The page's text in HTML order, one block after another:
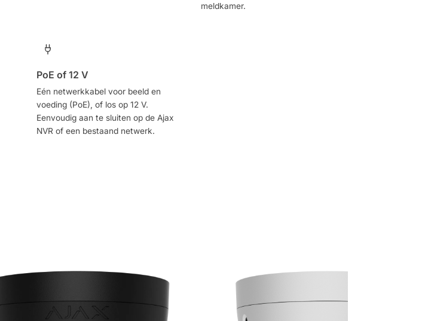
meldkamer.
PoE of 12 V
Eén netwerkkabel voor beeld en
voeding (PoE), of los op 12 V.
Eenvoudig aan te sluiten op de Ajax
NVR of een bestaand netwerk.